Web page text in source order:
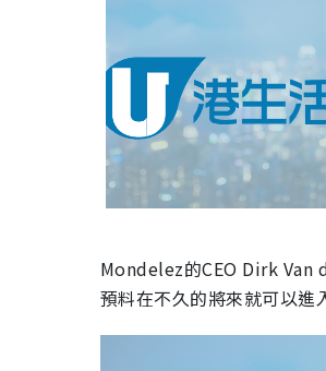
Mondelez的CEO Dirk Van
預料在不久的將來就可以進